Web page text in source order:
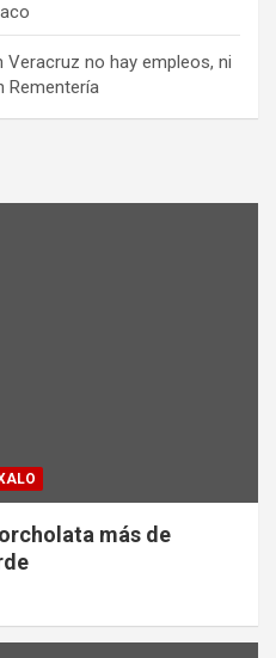
Veracruz no hay empleos, ni
Rementería
más de